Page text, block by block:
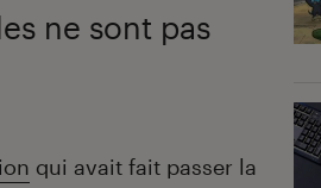
ne sont pas
qui avait fait passer la